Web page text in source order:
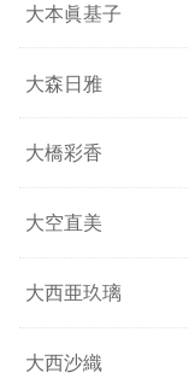
大本眞基子
大森日雅
大橋彩香
大空直美
大西亜玖璃
大西沙織